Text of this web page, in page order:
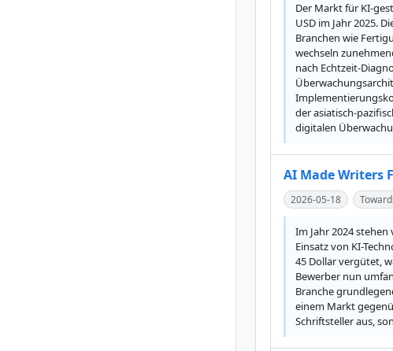
Der Markt für KI-
USD im Jahr 2025.
Branchen wie
wechseln
nach Echtzeit-
der asiatisch-
digitalen
AI Made Writers
2026-05-18
Im Jahr 2024
Einsatz von KI-
45 Dollar vergütet,
Bewerber nun
Branche
einem Markt
Schriftsteller aus,